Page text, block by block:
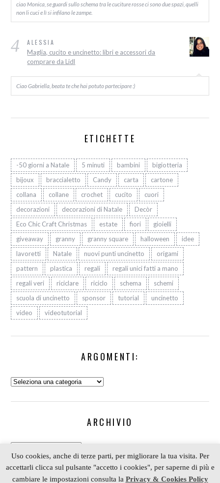
ciao Monica, se guardi sullo schema tra le cuciture rosse ci sono due spazi, quelli
non li cuci e lì si infilano le zampe.
4 ALESSIA
Maglia, cucito e uncinetto: libri e accessori da
comprare da Lidl
Ciao Gabriella, beata te che hai potuto partecipare :)
ETICHETTE
-50 giorni a Natale 5 minuti bambini
bigiotteria
bijoux
braccialetto Candy carta
cartone
collana
collane crochet cucito
cuori
decorazioni
decorazioni di Natale
Decòr
Eco Chic Craft Christmas
estate fiori
gioielli
giveaway
granny granny square halloween
idee
lavoretti
Natale nuovi punti uncinetto
origami
pattern
plastica regali
regali unici fatti a mano
regali veri
riciclare riciclo schema
schemi
scuola di uncinetto
sponsor tutorial
uncinetto
video
videotutorial
ARGOMENTI:
Argomenti:
ARCHIVIO
Archivio
Uso cookies, anche di terze parti, per migliorare la tua visita. Per
accettarli clicca sul pulsante "accetto i cookies", per saperne di più e
cambiare le impostazioni consulta la Privacy & Cookies Policy